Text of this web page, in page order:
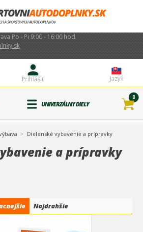
Po - Pi 9:00 - 16:00 hod.
Jazyk
Prihlásiť
UNIVERZÁLNY DIELY
0
Dielenské vybavenie a prípravky
a prípravky
Najdrahšie